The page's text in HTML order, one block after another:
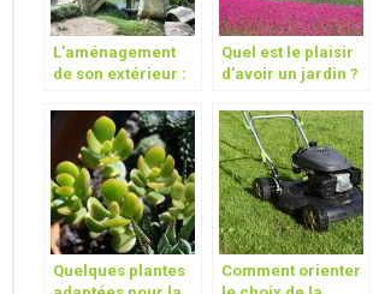
L’aménagement
de son extérieur :
vous convient le
plus ?
Quel est le plaisir
d’avoir un jardin ?
Quelques plantes
Comment orienter